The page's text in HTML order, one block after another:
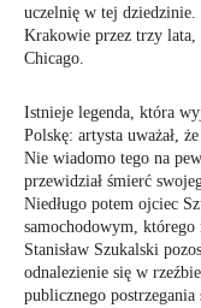
uczelnię w tej dziedzinie.
Krakowie przez trzy lata,
Chicago.
Istnieje legenda, która
Polskę: artysta uważał,
Nie wiadomo tego na
przewidział śmierć
Niedługo potem ojciec
samochodowym,
Stanisław Szukalski
odnalezienie się w
publicznego